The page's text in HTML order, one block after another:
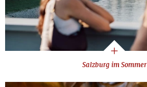
Salzburg im Sommer